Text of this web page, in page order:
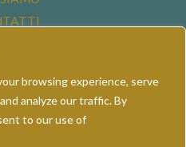
browsing experience, serve
analyze our traffic. By
to our use of
© All the rights are reserved.
Read our